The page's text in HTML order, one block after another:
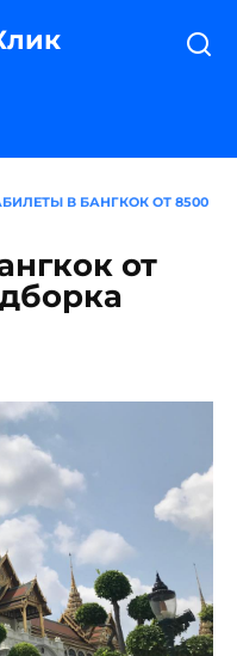
В БАНГКОК ОТ 8500
от